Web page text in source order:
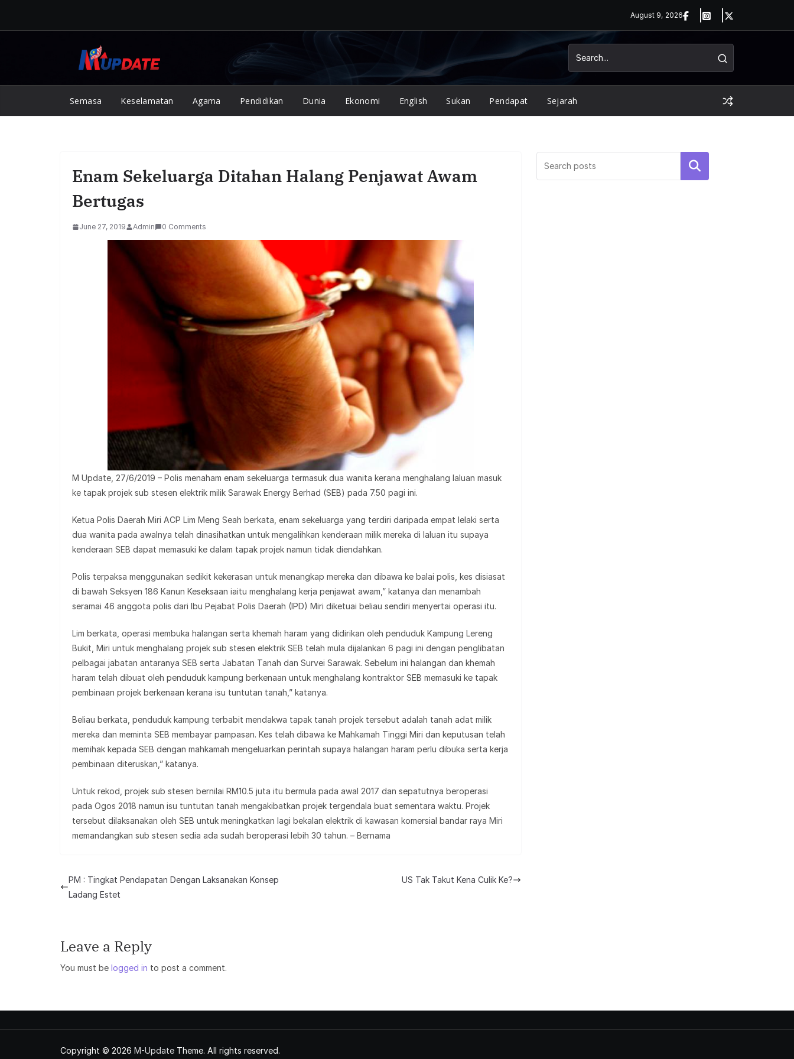
August 9, 2026
Semasa Keselamatan Agama Pendidikan Dunia Ekonomi English Sukan Pendapat Sejarah
Enam Sekeluarga Ditahan Halang Penjawat Awam
Bertugas
June 27, 2019 Admin 0 Comments
M Update, 27/6/2019 – Polis menaham enam sekeluarga termasuk dua wanita kerana menghalang laluan masuk
ke tapak projek sub stesen elektrik milik Sarawak Energy Berhad (SEB) pada 7.50 pagi ini.
Ketua Polis Daerah Miri ACP Lim Meng Seah berkata, enam sekeluarga yang terdiri daripada empat lelaki serta
dua wanita pada awalnya telah dinasihatkan untuk mengalihkan kenderaan milik mereka di laluan itu supaya
kenderaan SEB dapat memasuki ke dalam tapak projek namun tidak diendahkan.
Polis terpaksa menggunakan sedikit kekerasan untuk menangkap mereka dan dibawa ke balai polis, kes disiasat
di bawah Seksyen 186 Kanun Keseksaan iaitu menghalang kerja penjawat awam,” katanya dan menambah
seramai 46 anggota polis dari Ibu Pejabat Polis Daerah (IPD) Miri diketuai beliau sendiri menyertai operasi itu.
Lim berkata, operasi membuka halangan serta khemah haram yang didirikan oleh penduduk Kampung Lereng
Bukit, Miri untuk menghalang projek sub stesen elektrik SEB telah mula dijalankan 6 pagi ini dengan penglibatan
pelbagai jabatan antaranya SEB serta Jabatan Tanah dan Survei Sarawak. Sebelum ini halangan dan khemah
haram telah dibuat oleh penduduk kampung berkenaan untuk menghalang kontraktor SEB memasuki ke tapak
pembinaan projek berkenaan kerana isu tuntutan tanah,” katanya.
Beliau berkata, penduduk kampung terbabit mendakwa tapak tanah projek tersebut adalah tanah adat milik
mereka dan meminta SEB membayar pampasan. Kes telah dibawa ke Mahkamah Tinggi Miri dan keputusan telah
memihak kepada SEB dengan mahkamah mengeluarkan perintah supaya halangan haram perlu dibuka serta kerja
pembinaan diteruskan,” katanya.
Untuk rekod, projek sub stesen bernilai RM10.5 juta itu bermula pada awal 2017 dan sepatutnya beroperasi
pada Ogos 2018 namun isu tuntutan tanah mengakibatkan projek tergendala buat sementara waktu. Projek
tersebut dilaksanakan oleh SEB untuk meningkatkan lagi bekalan elektrik di kawasan komersial bandar raya Miri
memandangkan sub stesen sedia ada sudah beroperasi lebih 30 tahun. – Bernama
PM : Tingkat Pendapatan Dengan Laksanakan Konsep
Ladang Estet
US Tak Takut Kena Culik Ke?
Leave a Reply
You must be logged in to post a comment.
Search
Copyright © 2026 M-Update Theme. All rights reserved.